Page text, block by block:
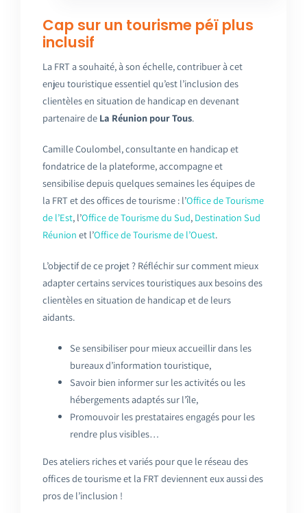
Cap sur un tourisme péï plus
inclusif
La FRT a souhaité, à son échelle, contribuer à cet
enjeu touristique essentiel qu’est l’inclusion des
clientèles en situation de handicap en devenant
partenaire de La Réunion pour Tous.
Camille Coulombel, consultante en handicap et
fondatrice de la plateforme, accompagne et
sensibilise depuis quelques semaines les équipes de
la FRT et des offices de tourisme : l’Office de Tourisme
de l’Est, l’Office de Tourisme du Sud, Destination Sud
Réunion et l’Office de Tourisme de l’Ouest.
L’objectif de ce projet ? Réfléchir sur comment mieux
adapter certains services touristiques aux besoins des
clientèles en situation de handicap et de leurs
aidants.
Se sensibiliser pour mieux accueillir dans les
bureaux d’information touristique,
Savoir bien informer sur les activités ou les
hébergements adaptés sur l’île,
Promouvoir les prestataires engagés pour les
rendre plus visibles…
Des ateliers riches et variés pour que le réseau des
offices de tourisme et la FRT deviennent eux aussi des
pros de l’inclusion !